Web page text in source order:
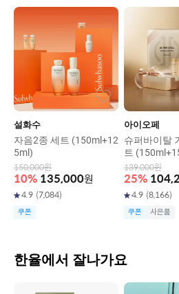
설화수
자음2종 세트 (150ml+12
5ml)
150,000원
10% 135,000원
4.9 (7,084)
쿠폰
아이오페
슈퍼바이탈
트
139,000원
25%
4.9 (8,166)
쿠폰 사은품
한율에서 잘나가요